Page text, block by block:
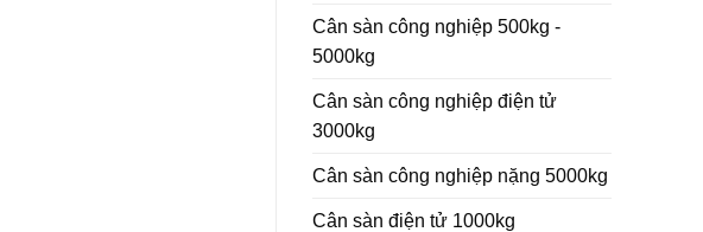
Cân sàn công nghiệp 500kg -
5000kg
Cân sàn công nghiệp điện tử
3000kg
Cân sàn công nghiệp nặng 5000kg
Cân sàn điện tử 1000kg